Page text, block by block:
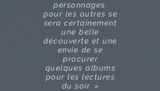
personnages,
pour les autres se
sera certainement
une belle
découverte et une
envie de se
procurer
quelques albums
pour les lectures
du soir. »